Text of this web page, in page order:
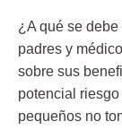
¿A qué se
padres y
sobre sus
potencial
pequeños no